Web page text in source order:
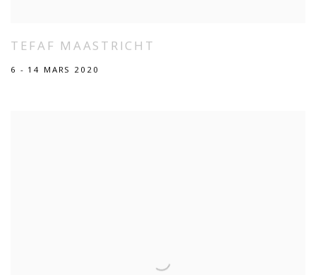
TEFAF MAASTRICHT
6 - 14 MARS 2020